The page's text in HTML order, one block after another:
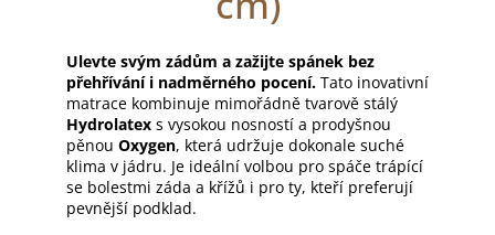
Ulevte svým zádům a zažijte spánek bez
přehřívání i nadměrného pocení. Tato inovativní
matrace kombinuje mimořádně tvarově stálý
Hydrolatex s vysokou nosností a prodyšnou
pěnou Oxygen, která udržuje dokonale suché
klima v jádru. Je ideální volbou pro spáče trápící
se bolestmi záda a křížů i pro ty, kteří preferují
pevnější podklad.